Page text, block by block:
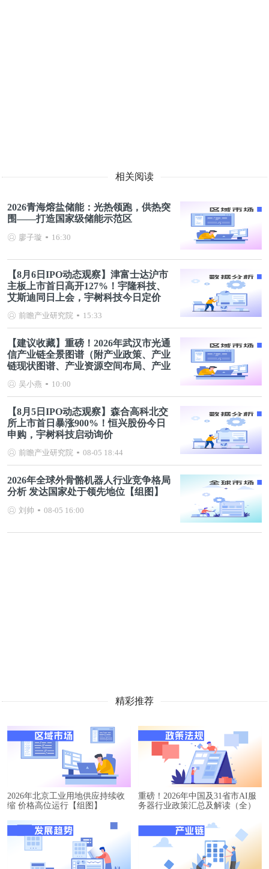
相关阅读
2026青海熔盐储能：光热领跑，供热突
围——打造国家级储能示范区
廖子璇 16:30
【8月6日IPO动态观察】津富士达沪市
主板上市首日高开127%！宇隆科技、
艾斯迪同日上会，宇树科技今日定价
前瞻产业研究院 15:33
【建议收藏】重磅！2026年武汉市光通
信产业链全景图谱（附产业政策、产业
链现状图谱、产业资源空间布局、产业
吴小燕 10:00
【8月5日IPO动态观察】森合高科北交
所上市首日暴涨900%！恒兴股份今日
申购，宇树科技启动询价
前瞻产业研究院 08-05 18:44
2026年全球外骨骼机器人行业竞争格局
分析 发达国家处于领先地位【组图】
刘帅 08-05 16:00
精彩推荐
2026年北京工业用地供应持续收
缩 价格高位运行【组图】
重磅！2026年中国及31省市AI服
务器行业政策汇总及解读（全）